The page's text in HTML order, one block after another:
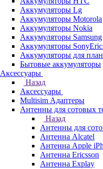
Аккумуляторы Lg
Аккумуляторы Motorola
Аккумуляторы Nokia
Аккумуляторы Samsung
Аккумуляторы
Аккумуляторы для
Бытовые аккумуляторы
Аксессуары
Назад
Аксессуары
Multisim Адаптеры
Антенны для сотовых
Назад
Антенны для
Антенна Alcatel
Антенна Apple
Антенна Ericsson
Антенна Explay